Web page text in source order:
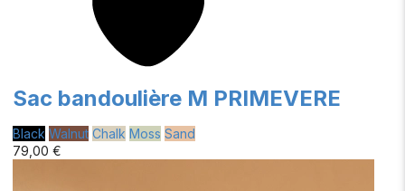
Sac bandoulière M PRIMEVERE
Black Walnut Chalk Moss Sand
79,00 €